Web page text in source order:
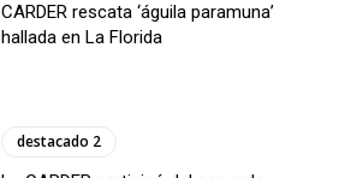
CARDER rescata ‘águila paramuna’
hallada en La Florida
destacado 2